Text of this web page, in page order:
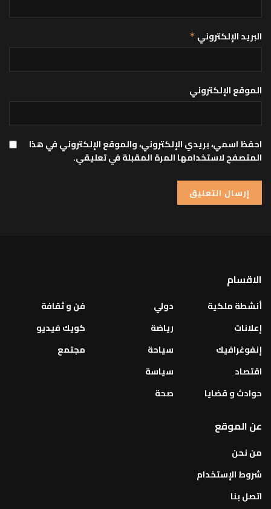
البريد الإلكتروني *
الموقع الإلكتروني
احفظ اسمي، بريدي الإلكتروني، والموقع الإلكتروني في هذا
المتصفح لاستخدامها المرة المقبلة في تعليقي.
الاقسام
أنشطة ملكية
إعلانات
إنفوغرافيك
اقتصاد
حوادث و قضايا
دولي
رياضة
سياحة
سياسة
صحة
فن و ثقافة
كويك فيديو
مجتمع
عن الموقع
من نحن
شروط الإستخدام
اتصل بنا